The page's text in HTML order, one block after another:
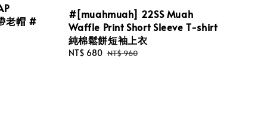
老帽 #
#[muahmuah] 22SS Muah
Waffle Print Short Sleeve T-shirt
純棉鬆餅短袖上衣
Sale
NT$ 680 Regular
NT$ 960